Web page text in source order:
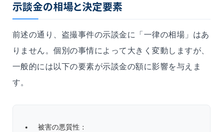
示談金の相場と決定要素
前述の通り、盗撮事件の示談金に「一律の相場」はあ
りません。個別の事情によって大きく変動しますが、
一般的には以下の要素が示談金の額に影響を与えま
す。
被害の悪質性：